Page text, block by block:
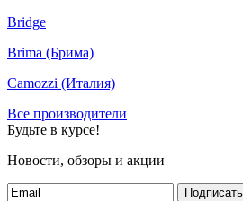
Bridge
Brima (Брима)
Camozzi (Италия)
Все производители
Будьте в курсе!
Новости, обзоры и акции